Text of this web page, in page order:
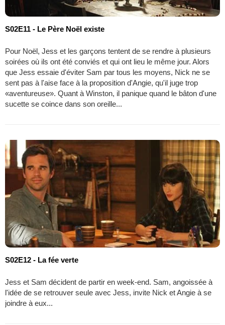
S02E11 - Le Père Noël existe
Pour Noël, Jess et les garçons tentent de se rendre à plusieurs
soirées où ils ont été conviés et qui ont lieu le même jour. Alors
que Jess essaie d'éviter Sam par tous les moyens, Nick ne se
sent pas à l'aise face à la proposition d'Angie, qu'il juge trop
«aventureuse». Quant à Winston, il panique quand le bâton d'une
sucette se coince dans son oreille...
S02E12 - La fée verte
Jess et Sam décident de partir en week-end. Sam, angoissée à
l'idée de se retrouver seule avec Jess, invite Nick et Angie à se
joindre à eux...